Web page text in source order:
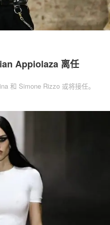
Appiolaza 离任
和 Simone Rizzo 或将接任。